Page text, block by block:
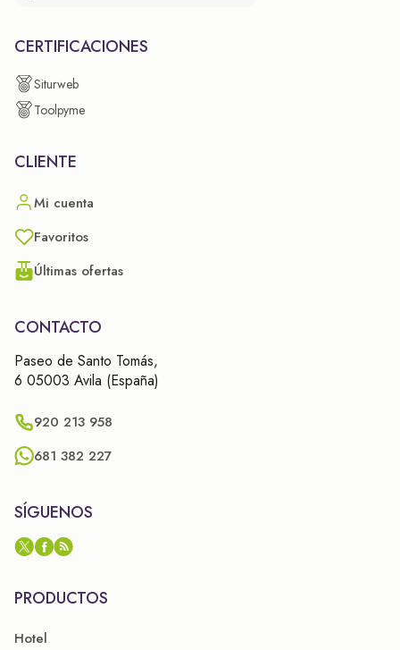
CERTIFICACIONES
Siturweb
Toolpyme
CLIENTE
Mi cuenta
Favoritos
Últimas ofertas
CONTACTO
Paseo de Santo Tomás,
6 05003 Avila (España)
920 213 958
681 382 227
SÍGUENOS
PRODUCTOS
Hotel